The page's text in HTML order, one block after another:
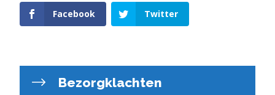
Facebook Twitter
Bezorgklachten